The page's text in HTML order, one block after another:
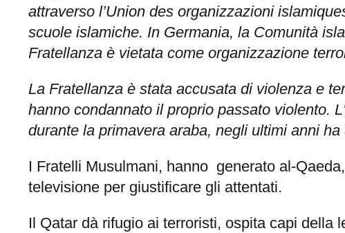
attraverso l’Union des organizzazioni
scuole islamiche. In Germania, la Comunità
Fratellanza è vietata come organizzazione
La Fratellanza è stata accusata di violenza e
hanno condannato il proprio passato violento.
durante la primavera araba, negli ultimi anni
I Fratelli Musulmani, hanno generato al-
televisione per giustificare gli attentati.
Il Qatar dà rifugio ai terroristi, ospita capi